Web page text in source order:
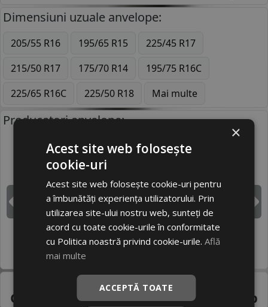
Dimensiuni uzuale anvelope:
205/55 R16 195/65 R15
225/45 R17
215/50 R17
175/70 R14
195/75 R16C
225/65 R16C
225/50 R18 Mai multe
Producatori anvelope:
BRIDGESTONE
DUNLOP GOODYEAR
HANKOOK MICHELIN
Inapoi
Pneuri 165/60R12 -
Gama variata de laproducatori de top
×
Acest site web folosește
cookie-uri
Acest site web folosește cookie-uri pentru
a îmbunătăți experiența utilizatorului. Prin
utilizarea site-ului nostru web, sunteți de
acord cu toate cookie-urile în conformitate
cu Politica noastră privind cookie-urile.Află
mai multe
ACCEPTĂ TOATE